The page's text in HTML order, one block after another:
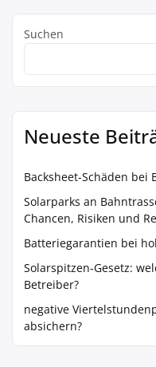
Suchen
Neueste
Backsheet-Schäden bei
Solarparks an
Chancen, Risiken und
Batteriegarantien bei
Solarspitzen-Gesetz:
Betreiber?
negative
absichern?